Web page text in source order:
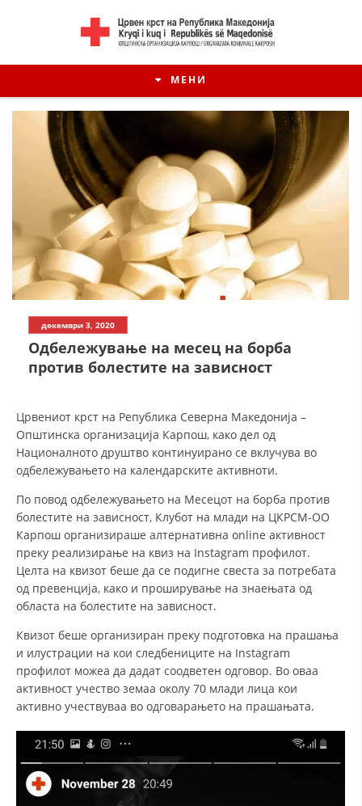
МЕНИ
ПРИРАЧНИЦИ
СТРАТЕГИИ
ЕДУКАТИВНО ИНФОРМАТИВНИ МАТЕРИЈАЛИ
БРОШУРИ
ПРЕЗЕНТАЦИИ
декември 3, 2020
Одбележување на месец на борба
против болестите на зависност
Црвениот крст на Република Северна Македонија –
Општинска организација Карпош, како дел од
Националното друштво континуирано се вклучува во
одбележувањето на календарските активноти.
По повод одбележувањето на Месецот на борба против
болестите на зависност, Клубот на млади на ЦКРСМ-ОО
Карпош организираше алтернативна online активност
преку реализирање на квиз на Instagram профилот.
Целта на квизот беше да се подигне свеста за потребата
од превенција, како и проширување на знаењата од
областа на болестите на зависност.
Квизот беше организиран преку подготовка на прашања
и илустрации на кои следбениците на Instagram
профилот можеа да дадат соодветен одговор. Во оваа
активност учество земаа околу 70 млади лица кои
активно учествуваа во одговарањето на прашањата.